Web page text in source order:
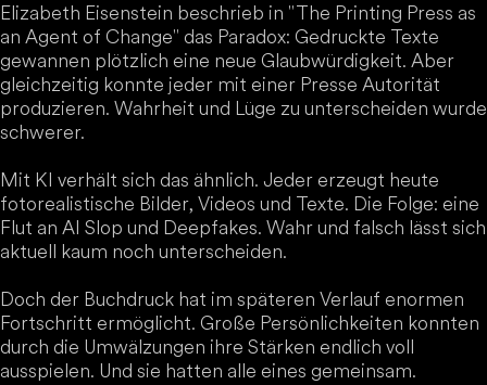
Elizabeth Eisenstein beschrieb in "The Printing Press as
an Agent of Change" das Paradox: Gedruckte Texte
gewannen plötzlich eine neue Glaubwürdigkeit. Aber
gleichzeitig konnte jeder mit einer Presse Autorität
produzieren. Wahrheit und Lüge zu unterscheiden wurde
schwerer.
Mit KI verhält sich das ähnlich. Jeder erzeugt heute
fotorealistische Bilder, Videos und Texte. Die Folge: eine
Flut an AI Slop und Deepfakes. Wahr und falsch lässt sich
aktuell kaum noch unterscheiden.
Doch der Buchdruck hat im späteren Verlauf enormen
Fortschritt ermöglicht. Große Persönlichkeiten konnten
durch die Umwälzungen ihre Stärken endlich voll
ausspielen. Und sie hatten alle eines gemeinsam.